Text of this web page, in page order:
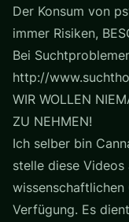
Der Konsum von
immer Risiken,
Bei
http://
WIR WOLLEN
ZU NEHMEN!
Ich selber bin
stelle diese
Verfügung. Es